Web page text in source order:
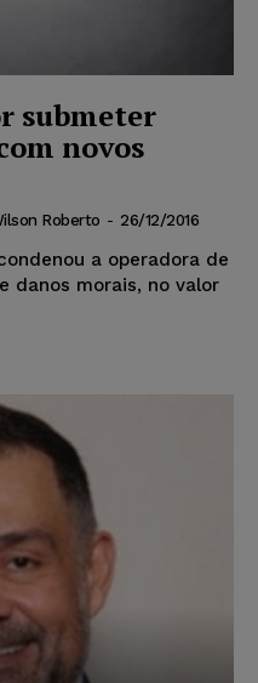
submeter
novos
Roberto - 26/12/2016
a operadora de
danos morais, no valor